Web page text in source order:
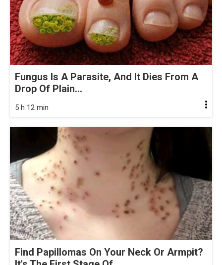
Fungus Is A Parasite, And It Dies From A
Drop Of Plain...
5 h 12 min
Find Papillomas On Your Neck Or Armpit?